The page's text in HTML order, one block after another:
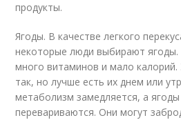
продукты.
Ягоды. В качестве легкого
некоторые люди выбирают ягоды.
много витаминов и мало калорий.
так, но лучше есть их днем или
метаболизм замедляется, а
перевариваются. Они могут